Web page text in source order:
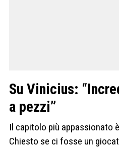
Su Vinicius:
a pezzi”
Il capitolo più appassionato
Chiesto se ci fosse un